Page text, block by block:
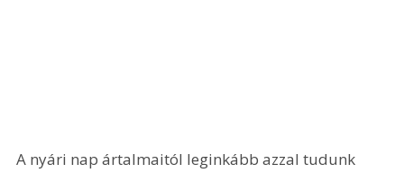
A nyári nap ártalmaitól leginkább azzal tudunk